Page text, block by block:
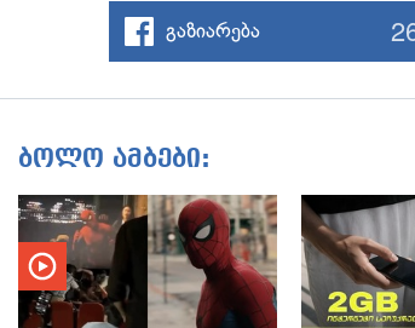
გაზიარება
ბოლო ამბები: